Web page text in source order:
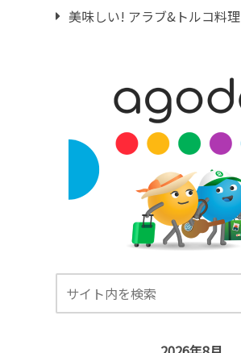
美味しい! アラブ&トルコ料理